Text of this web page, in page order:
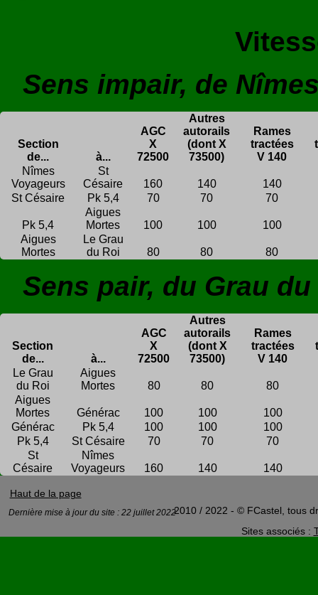
Sens impair, de
Section
de...
à...
AGC
X
72500
Autres
autorails
(dont X
73500)
Rames
tractées
V 140
Nîmes
Voyageurs
St
Césaire
160 140
140
St Césaire
Pk 5,4 70 70 70
Pk 5,4
Aigues
Mortes
100 100
100
Aigues
Mortes
Le Grau
du Roi
80 80 80
Sens pair, du Grau
Section
de...
à...
AGC
X
72500
Autres
autorails
(dont X
73500)
Rames
tractées
V 140
Le Grau
du Roi
Aigues
Mortes
80 80
80
Aigues
Mortes
Générac 100 100
100
Générac
Pk 5,4 100 100
100
Pk 5,4
St Césaire 70 70
70
St
Césaire
Nîmes
Voyageurs
160 140 140
Haut de la page
Dernière mise à jour du site : 22 juillet 20222010 / 2022 - © FCastel, tous
Sites associés :